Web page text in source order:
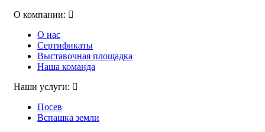
О компании:
О нас
Сертификаты
Выставочная площадка
Наша команда
Наши услуги:
Посев
Вспашка земли